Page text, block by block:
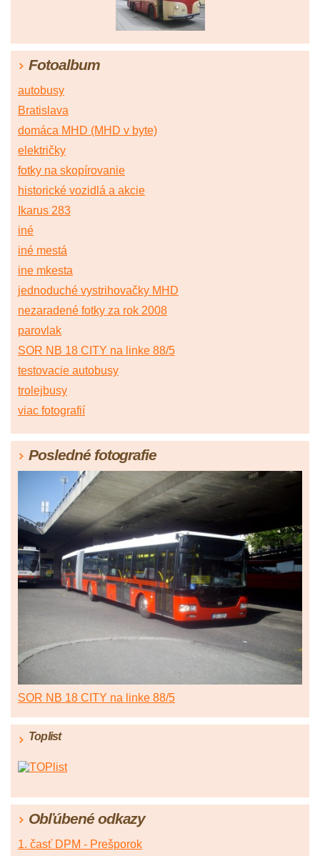
Fotoalbum
autobusy
Bratislava
domáca MHD (MHD v byte)
električky
fotky na skopírovanie
historické vozidlá a akcie
Ikarus 283
iné
iné mestá
ine mkesta
jednoduché vystrihovačky MHD
nezaradené fotky za rok 2008
parovlak
SOR NB 18 CITY na linke 88/5
testovacie autobusy
trolejbusy
viac fotografií
Posledné fotografie
SOR NB 18 CITY na linke 88/5
Toplist
Obľúbené odkazy
1. časť DPM - Prešporok